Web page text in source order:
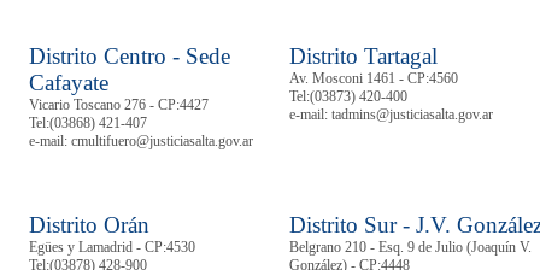
Distrito Centro - Sede
Cafayate
Vicario Toscano 276 - CP:4427
Tel:(03868) 421-407
e-mail: cmultifuero@justiciasalta.gov.ar
Distrito Tartagal
Av. Mosconi 1461 - CP:4560
Tel:(03873) 420-400
e-mail: tadmins@justiciasalta.gov.ar
Distrito Orán
Egües y Lamadrid - CP:4530
Tel:(03878) 428-900
Distrito Sur - J.V.
Belgrano 210 - Esq. 9 de Julio (Joaquín V.
González) - CP:4448